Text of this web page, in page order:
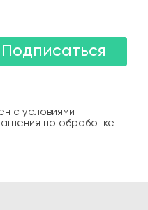
Подписаться
с условиями
по обработке